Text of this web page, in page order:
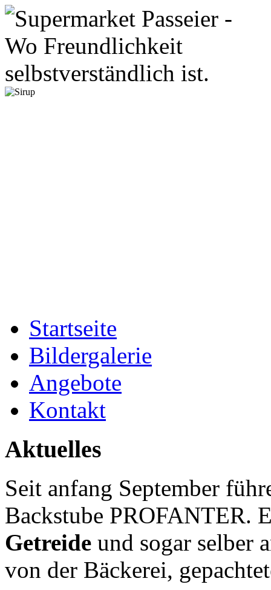
Startseite
Bildergalerie
Angebote
Kontakt
Aktuelles
Seit anfang September
Backstube PROFANTER.
Getreide und sogar selber
von der Bäckerei,